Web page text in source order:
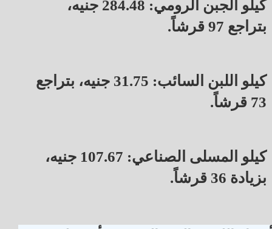
كيلو الجبن الرومي: 284.48 جنيه،
بتراجع 97 قرشاً.
كيلو اللبن السائب: 31.75 جنيه، بتراجع
73 قرشاً.
كيلو المسلى الصناعي: 107.67 جنيه،
بزيادة 36 قرشاً.